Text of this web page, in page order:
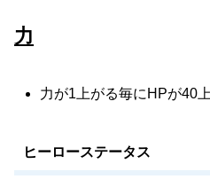
力
力が1上がる毎にHPが40
ヒーローステータス